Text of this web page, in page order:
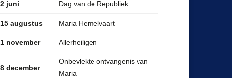
2 juni Dag van de Republiek
15 augustus Maria Hemelvaart
1 november Allerheiligen
8 december
Onbevlekte ontvangenis van
Maria